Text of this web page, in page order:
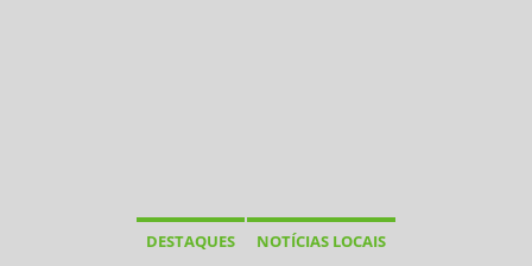
DESTAQUES NOTÍCIAS LOCAIS